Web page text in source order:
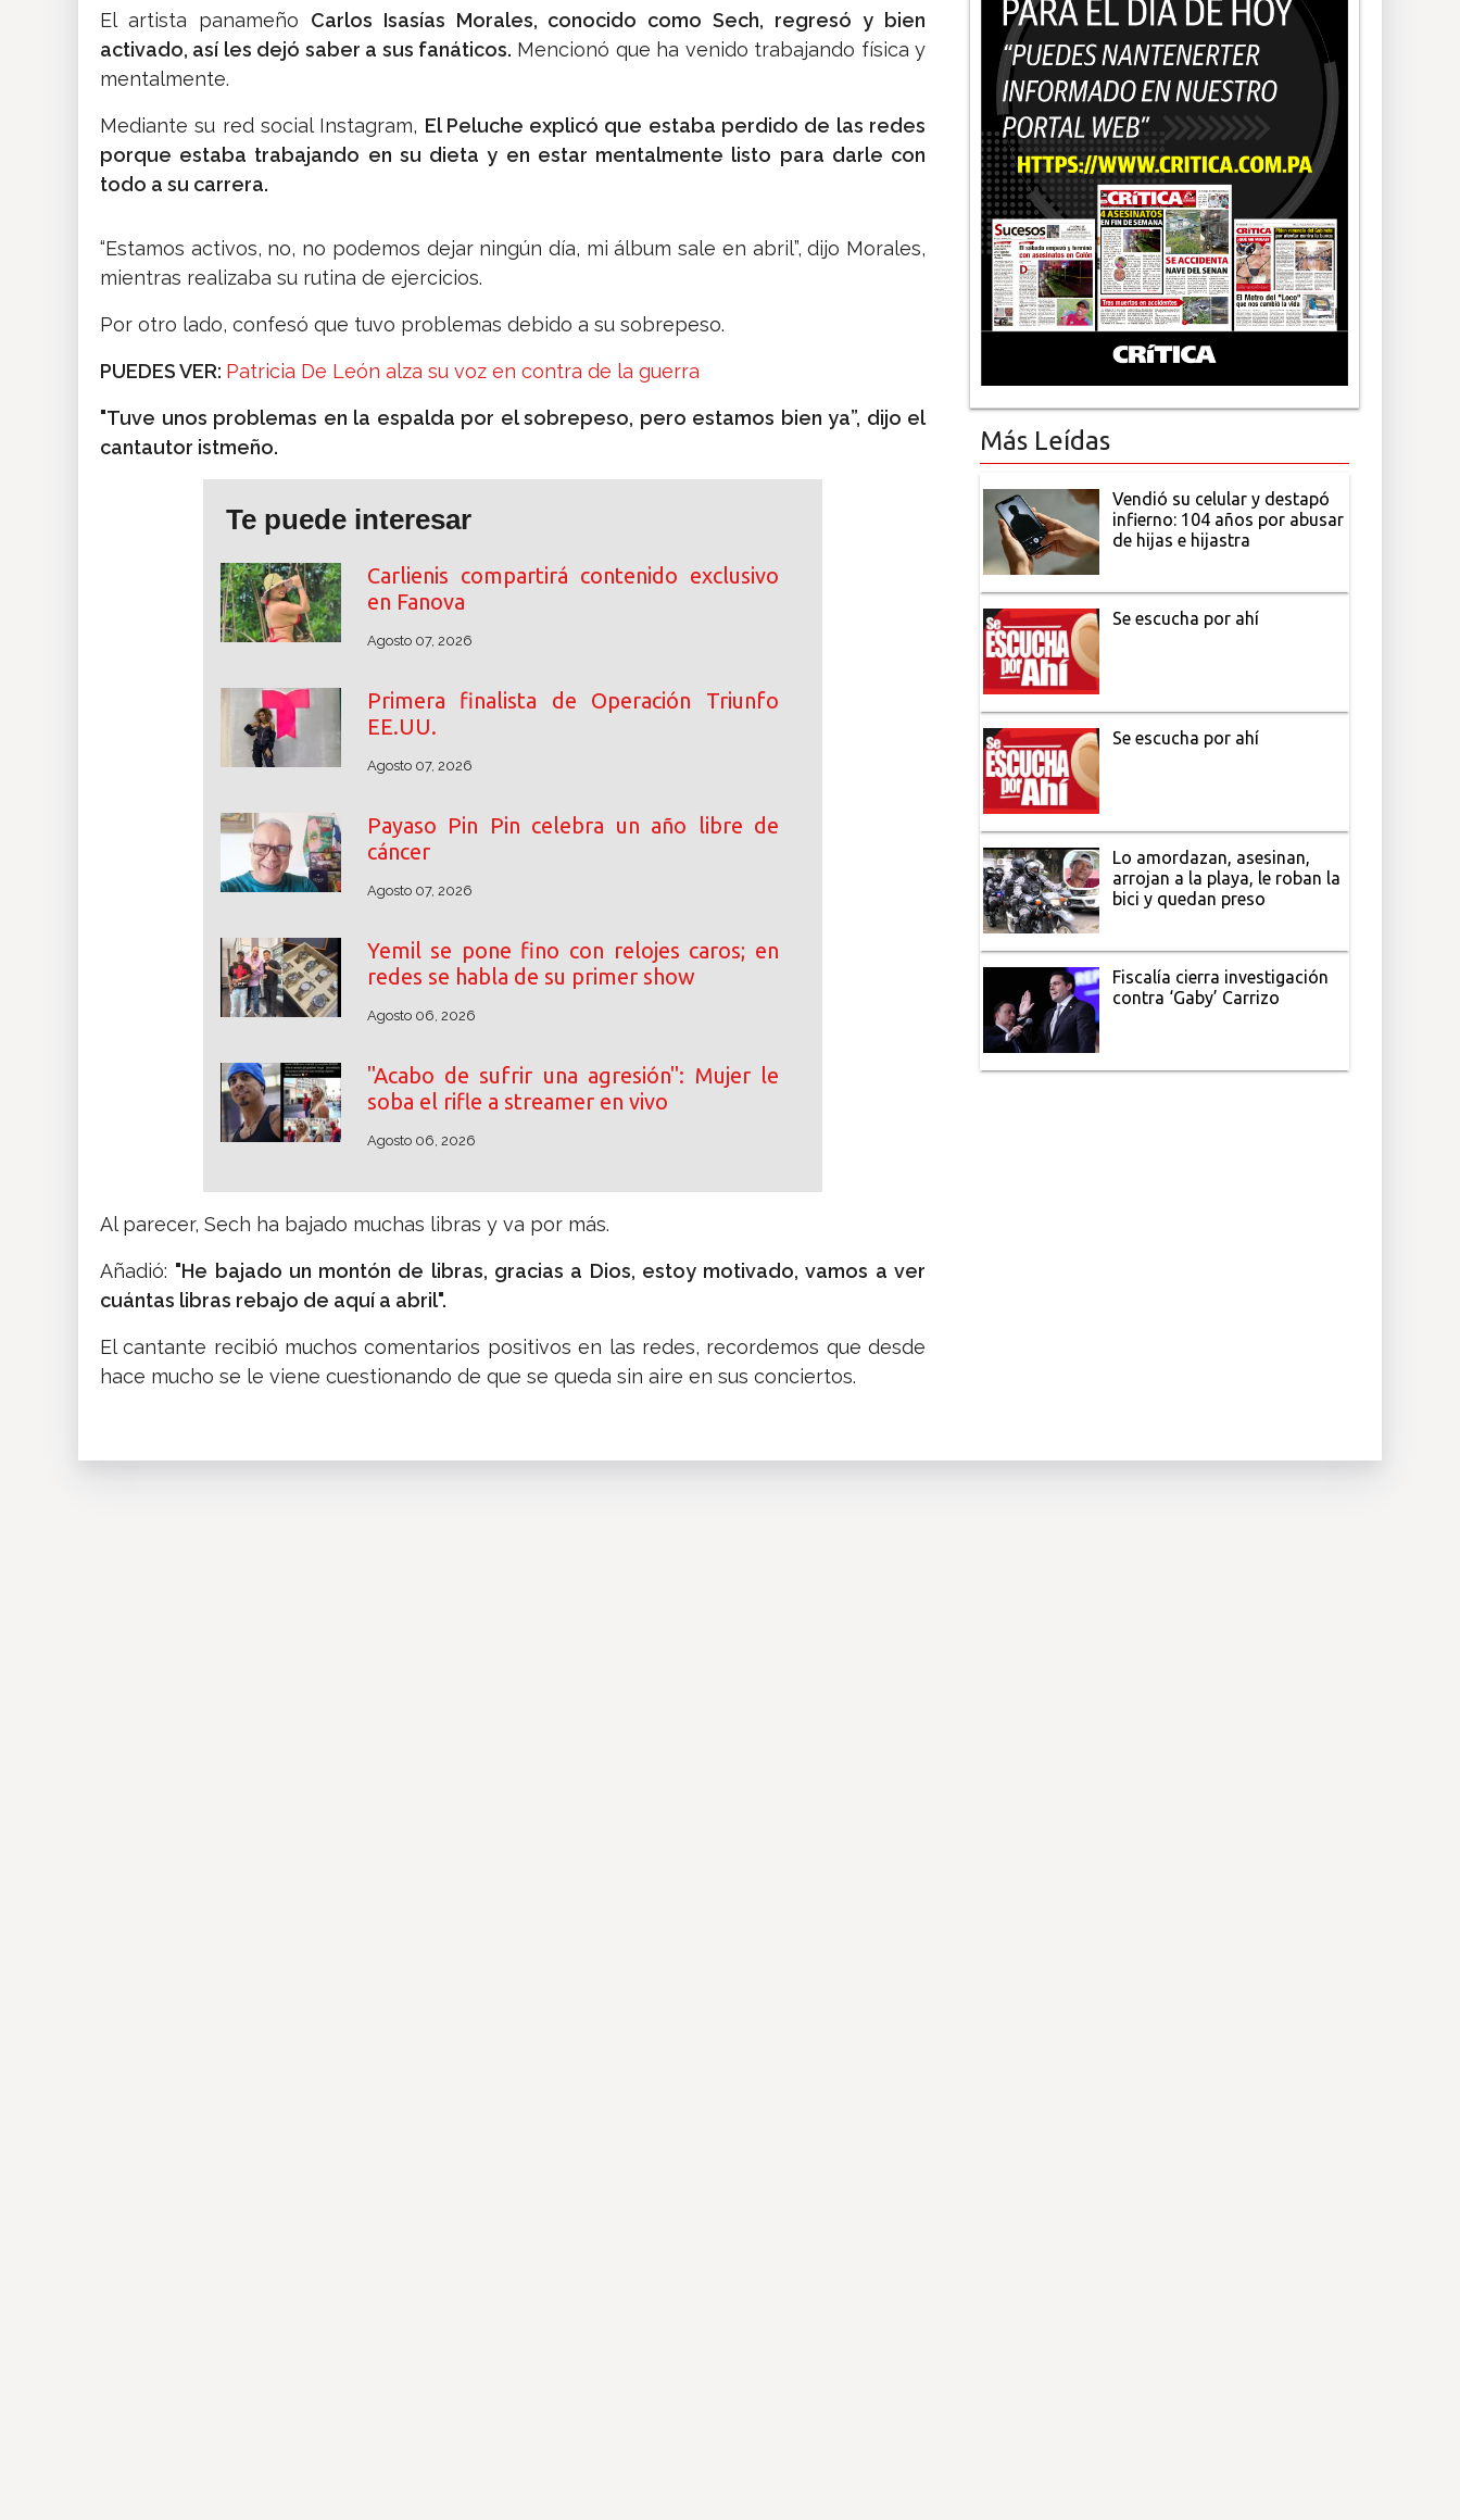
El artista panameño Carlos Isasías Morales, conocido como Sech, regresó y bien
activado, así les dejó saber a sus fanáticos. Mencionó que ha venido trabajando física y
mentalmente.
Mediante su red social Instagram, El Peluche explicó que estaba perdido de las redes
porque estaba trabajando en su dieta y en estar mentalmente listo para darle con
todo a su carrera.
“Estamos activos, no, no podemos dejar ningún día, mi álbum sale en abril”, dijo Morales,
mientras realizaba su rutina de ejercicios.
Por otro lado, confesó que tuvo problemas debido a su sobrepeso.
PUEDES VER: Patricia De León alza su voz en contra de la guerra
"Tuve unos problemas en la espalda por el sobrepeso, pero estamos bien ya”, dijo el
cantautor istmeño.
Te puede interesar
Carlienis compartirá contenido exclusivo
en Fanova
Agosto 07, 2026
Primera finalista de Operación Triunfo
EE.UU.
Agosto 07, 2026
Payaso Pin Pin celebra un año libre de
cáncer
Agosto 07, 2026
Yemil se pone fino con relojes caros; en
redes se habla de su primer show
Agosto 06, 2026
"Acabo de sufrir una agresión": Mujer le
soba el rifle a streamer en vivo
Agosto 06, 2026
Al parecer, Sech ha bajado muchas libras y va por más.
Añadió: "He bajado un montón de libras, gracias a Dios, estoy motivado, vamos a ver
cuántas libras rebajo de aquí a abril".
El cantante recibió muchos comentarios positivos en las redes, recordemos que desde
hace mucho se le viene cuestionando de que se queda sin aire en sus conciertos.
Más Leídas
Vendió su celular y destapó
infierno: 104 años por abusar
de hijas e hijastra
Se escucha por ahí
Se escucha por ahí
Lo amordazan, asesinan,
arrojan a la playa, le roban la
bici y quedan preso
Fiscalía cierra investigación
contra ‘Gaby’ Carrizo